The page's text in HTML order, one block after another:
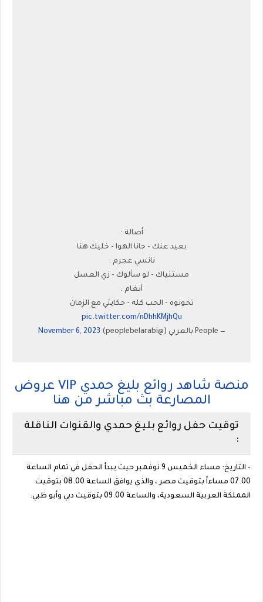
أصالة :
بعيد عنك - جانا الهوا - خليك هنا
نانسي عجرم :
مستنياك - لو سألوك - زي العسل
أنغام :
تخونوه - الحب كله - حكايتي مع الزمان
pic.twitter.com/nDhhKMjhQu
— People بالعربي (@peoplebelarabi)
November 6, 2023
منصة شاهد روائع بليغ حمدي VIP عروض
المصارعة بث مباشر من هنا
توقيت حفل روائع بليغ حمدي والقنوات الناقلة
:
- التاريخ: مساء الخميس 9 نوفمبر حيث يبدأ الحفل في تمام الساعة
07.00 مساءاً بتوقيت مصر ، والذي يوافق الساعة 08.00 بتوقيت
المملكة العربية السعودية، والساعة 09.00 بتوقيت دبي وأبو ظبي.